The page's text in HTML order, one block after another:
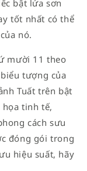
bật lửa sơn
tốt nhất có thể
nó.
mười 11 theo
tượng của
Tuất trên bật
họa tinh tế,
cách sưu
đóng gói trong
hiệu suất, hãy